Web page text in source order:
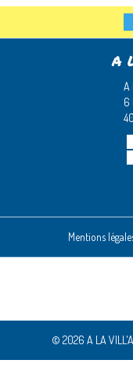
A
A
6
Mentions
© 2026 A LA